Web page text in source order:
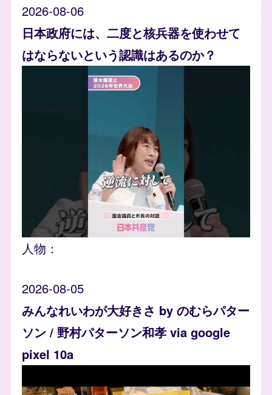
2026-08-06
日本政府には、二度と核兵器を使わせて
はならないという認識はあるのか？
人物：
2026-08-05
みんなれいわが大好きさ by のむらパター
ソン / 野村パターソン和孝 via google
pixel 10a